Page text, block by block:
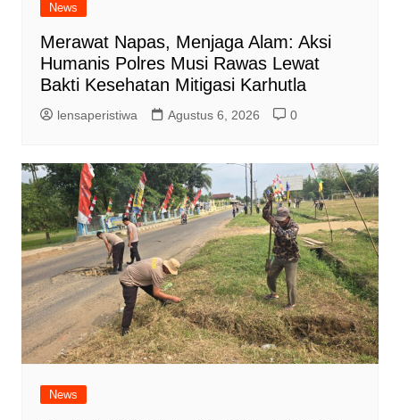
News
Merawat Napas, Menjaga Alam: Aksi
Humanis Polres Musi Rawas Lewat
Bakti Kesehatan Mitigasi Karhutla
lensaperistiwa Agustus 6, 2026 0
News